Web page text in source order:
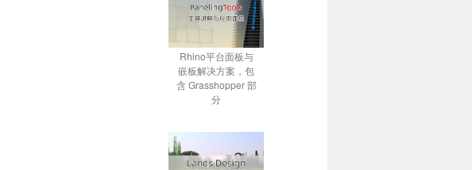
Rhino平台面板与
嵌板解决方案，包
含 Grasshopper 部
分